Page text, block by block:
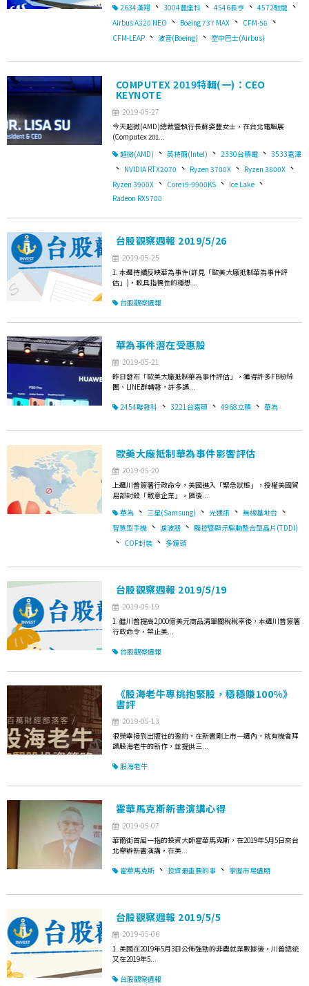
2634漢翔 、 3004豐達科 、 4546長亨 、 4572駐龍 、
Airbus A320 NEO 、 Boeing 737 MAX 、 CFM-56 、
CFM-LEAP 、 波音(Boeing) 、 空中巴士(Airbus)
COMPUTEX 2019特輯(一)：CEO
KEYNOTE
2019-05-27
今天超微(AMD)總裁暨執行長蘇姿豐女士，在台北電腦展
(Computex 201...
超微(AMD) 、 英特爾(Intel) 、 2330台積電 、 3533嘉澤
、 NVIDIA RTX2070 、 Ryzen 3700X 、 Ryzen 3800X 、
Ryzen 3900X 、 Core i9-9900KS 、 Ice Lake 、
Radeon RX5700
台股觀察週報 2019/5/26
2019-05-25
1. 本週持續反映華為事件(詳見「歐美大廠抵制華為事件評
估」)，較具指標性的穩懋...
台股觀察週報
華為事件潛在受惠股
2019-05-21
昨日發布「歐美大廠抵制華為事件評估」，獲得許多FB粉絲
團、LINE群轉發，許多讀...
2454聯發科 、 3221台嘉碩 、 4968立積 、 華為
歐美大廠抵制華為事件影響評估
2019-05-20
上週川普簽署行政命令，美國進入「緊急狀態」，授權美國貿
易部封殺「敵意企業」，隨後...
華為 、 三星(Samsung) 、 光通訊 、 無線基地台 、
智慧型手機 、 濾波器 、 觸控暨顯示驅動整合型晶片(TDDI)
、 COF封裝 、 多鏡頭
台股觀察週報 2019/5/19
2019-05-19
1. 繼川普提高2,000億美元商品清單關稅稅率後，本週川普簽署
行政命令，禁止美...
台股觀察週報
《股海老牛專挑抱緊股，穩穩賺100%》
書評
2019-05-13
很榮幸接到出版社的邀約，在新書剛上市一週內，就有機會拜
讀股海老牛的新作，並提供三...
股海老牛
霍華馬克斯新書演講心得
2019-05-07
華爾街首屈一指的投資大師霍華馬克斯，在2019年5月5日來台
北舉辦新書演講，在美...
霍華馬克斯 、 投資最重要的事 、 掌握市場週期
台股觀察週報 2019/5/5
2019-05-06
1. 美國在2019年5月3日公佈強勁的非農就業數據後，川普總統
又在2019年5...
台股觀察週報